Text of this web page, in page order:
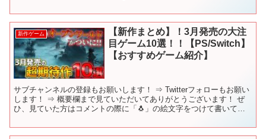
新作ゲーム
【新作まとめ】！3月発売の大注
目ゲーム10選！！【PS/Switch】
【おすすめゲーム紹介】
サブチャンネルの登録もお願いします！ ⇒ Twitterフォローもお願い
します！ ⇒ 概要欄まで見ていただいてありがとうございます！ ぜ
ひ、見ていた方はコメントの際に「🐧」の絵文字をつけて書いてい